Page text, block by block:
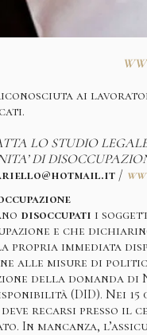
ai
LO STUDIO
DI
/
disoccupati i
e che
propria immediata
alle misure di
della domanda
(DID). Nei
recarsi presso il
In mancanza,